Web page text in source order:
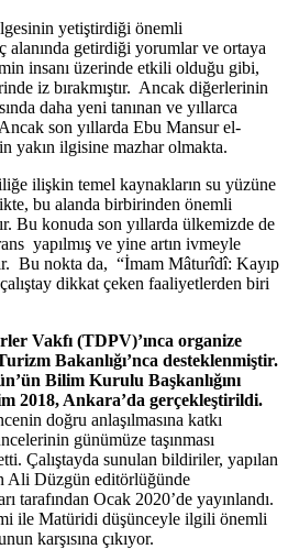
yetiştirdiği önemli
alanında getirdiği yorumlar ve ortaya
insanı üzerinde etkili olduğu gibi,
iz bırakmıştır. Ancak diğerlerinin
daha yeni tanınan ve yıllarca
son yıllarda Ebu Mansur el-
yakın ilgisine mazhar olmakta.
ilişkin temel kaynakların su yüzüne
bu alanda birbirinden önemli
Bu konuda son yıllarda ülkemizde de
yapılmış ve yine artın ivmeyle
Bu nokta da, “İmam Mâturîdî: Kayıp
dikkat çeken faaliyetlerden biri
Vakfı (TDPV)’ınca organize
Bakanlığı’nca desteklenmiştir.
Bilim Kurulu Başkanlığını
2018, Ankara’da gerçekleştirildi.
doğru anlaşılmasına katkı
günümüze taşınması
Çalıştayda sunulan bildiriler, yapılan
Ali Düzgün editörlüğünde
tarafından Ocak 2020’de yayınlandı.
ile Matüridi düşünceyle ilgili önemli
karşısına çıkıyor.